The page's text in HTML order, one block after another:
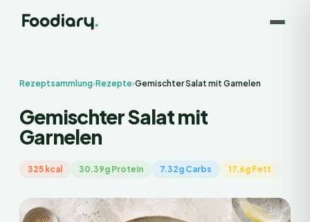
Rezeptsammlung›Rezepte›Gemischter Salat mit Garnelen
Gemischter Salat mit
Garnelen
325 kcal 30.39g Protein 7.32g Carbs 17.6g Fett